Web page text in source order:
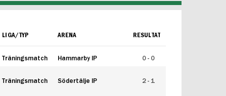
LIGA/TYP ARENA RESULTAT
Träningsmatch Hammarby IP 0 - 0
Träningsmatch Södertälje IP 2 - 1